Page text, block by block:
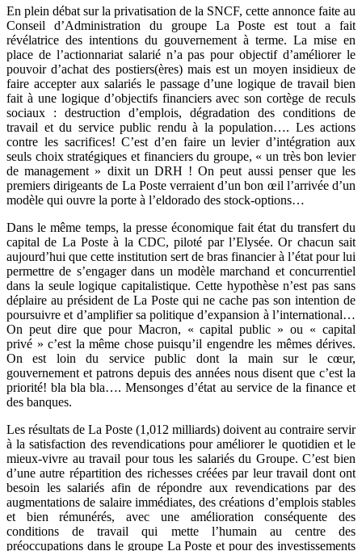
En plein débat sur la privatisation de la SNCF, cette annonce faite au
Conseil d’Administration du groupe La Poste est tout a fait
révélatrice des intentions du gouvernement à terme. La mise en
place de l’actionnariat salarié n’a pas pour objectif d’améliorer le
pouvoir d’achat des postiers(ères) mais est un moyen insidieux de
faire accepter aux salariés le passage d’une logique de travail bien
fait à une logique d’objectifs financiers avec son cortège de reculs
sociaux : destruction d’emplois, dégradation des conditions de
travail et du service public rendu à la population…. Les actions
contre les sacrifices! C’est d’en faire un levier d’intégration aux
seuls choix stratégiques et financiers du groupe, « un très bon levier
de management » dixit un DRH ! On peut aussi penser que les
premiers dirigeants de La Poste verraient d’un bon œil l’arrivée d’un
modèle qui ouvre la porte à l’eldorado des stock-options…
Dans le même temps, la presse économique fait état du transfert du
capital de La Poste à la CDC, piloté par l’Elysée. Or chacun sait
aujourd’hui que cette institution sert de bras financier à l’état pour lui
permettre de s’engager dans un modèle marchand et concurrentiel
dans la seule logique capitalistique. Cette hypothèse n’est pas sans
déplaire au président de La Poste qui ne cache pas son intention de
poursuivre et d’amplifier sa politique d’expansion à l’international…
On peut dire que pour Macron, « capital public » ou « capital
privé » c’est la même chose puisqu’il engendre les mêmes dérives.
On est loin du service public dont la main sur le cœur,
gouvernement et patrons depuis des années nous disent que c’est la
priorité! bla bla bla…. Mensonges d’état au service de la finance et
des banques.
Les résultats de La Poste (1,012 milliards) doivent au contraire servir
à la satisfaction des revendications pour améliorer le quotidien et le
mieux-vivre au travail pour tous les salariés du Groupe. C’est bien
d’une autre répartition des richesses créées par leur travail dont ont
besoin les salariés afin de répondre aux revendications par des
augmentations de salaire immédiates, des créations d’emplois stables
et bien rémunérés, avec une amélioration conséquente des
conditions de travail qui mette l’humain au centre des
préoccupations dans le groupe La Poste et pour des investissements